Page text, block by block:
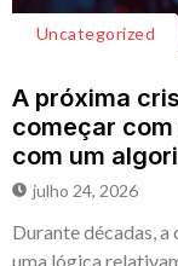
Uncategorized
A próxima
começar
com um
julho 24, 2026
Durante décadas,
uma lógica